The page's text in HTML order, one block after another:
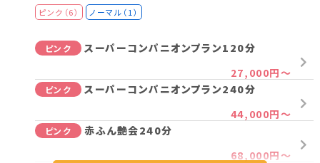
ピンク（6） ノーマル（1）
ピンク
スーパーコンパニオンプラン120分
27,000円～
ピンク
スーパーコンパニオンプラン240分
44,000円～
ピンク
赤ふん艶会240分
68,000円～